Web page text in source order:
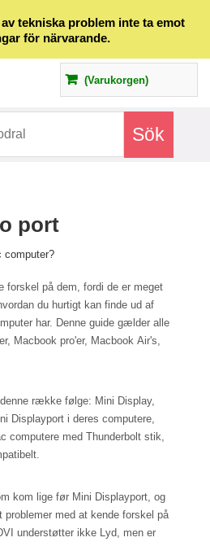
tekniska problem inte ta emot
för närvarande.
(Varukorgen)
port
computer?
på dem, fordi de er meget
du hurtigt kan finde ud af
har. Denne guide gælder alle
Macbook pro'er, Macbook Air's,
række følge: Mini Display,
Displayport i deres computere,
computere med Thunderbolt stik,
kom lige før Mini Displayport, og
med at kende forskel på
understøtter ikke Lyd, men er